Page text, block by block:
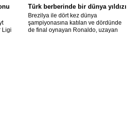
Ligi
Türk berberinde bir dünya yıldızı
Brezilya ile dört kez dünya
şampiyonasına katılan ve dördünde
de final oynayan Ronaldo, uzayan